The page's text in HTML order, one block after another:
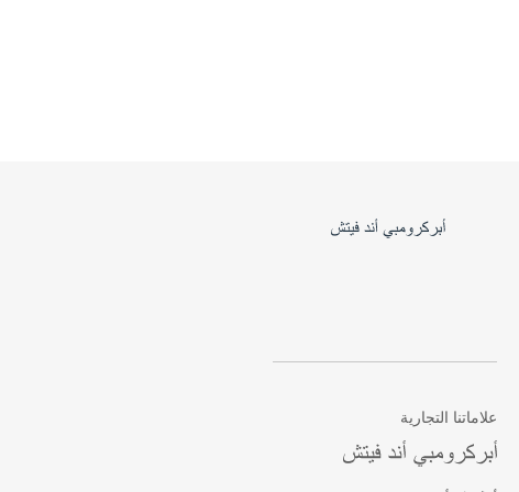
علاماتنا التجارية